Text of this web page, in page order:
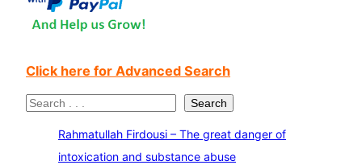
Click here for Advanced Search
S
Search
Rahmatullah Firdousi – The great danger of
intoxication and substance abuse